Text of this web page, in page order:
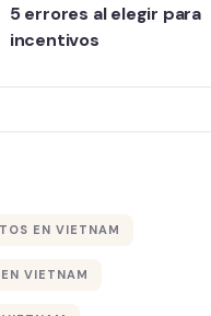
5 errores al elegir para
incentivos
EN VIETNAM
VIETNAM